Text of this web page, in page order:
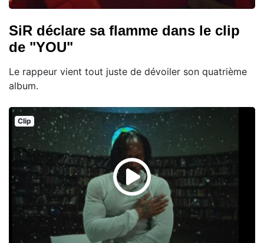
SiR déclare sa flamme dans le clip
de "YOU"
Le rappeur vient tout juste de dévoiler son quatrième
album.
Clip